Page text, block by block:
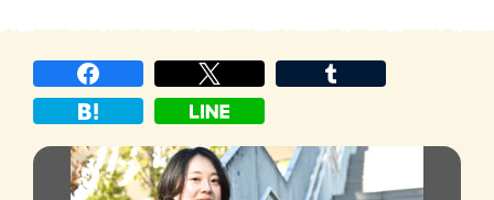
払う。そんな生活をくり返す主人公の美
帆、25歳。家は貧乏、不仲な両親。マッチ